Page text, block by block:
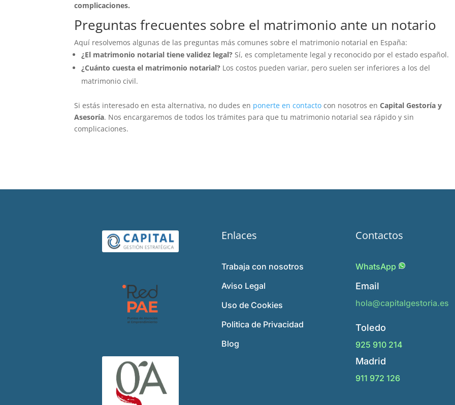
complicaciones.
Preguntas frecuentes sobre el matrimonio ante un notario
Aquí resolvemos algunas de las preguntas más comunes sobre el matrimonio notarial en España:
¿El matrimonio notarial tiene validez legal? Sí, es completamente legal y reconocido por el estado español.
¿Cuánto cuesta el matrimonio notarial? Los costos pueden variar, pero suelen ser inferiores a los del
matrimonio civil.
Si estás interesado en esta alternativa, no dudes en ponerte en contacto con nosotros enCapital Gestoría y
Asesoría. Nos encargaremos de todos los trámites para que tu matrimonio notarial sea rápido y sin
complicaciones.
Enlaces
Trabaja con nosotros
Aviso Legal
Uso de Cookies
Politica de Privacidad
Blog
Contactos
WhatsApp
Email
hola@capitalgestoria.es
Toledo
925 910 214
Madrid
911 972 126